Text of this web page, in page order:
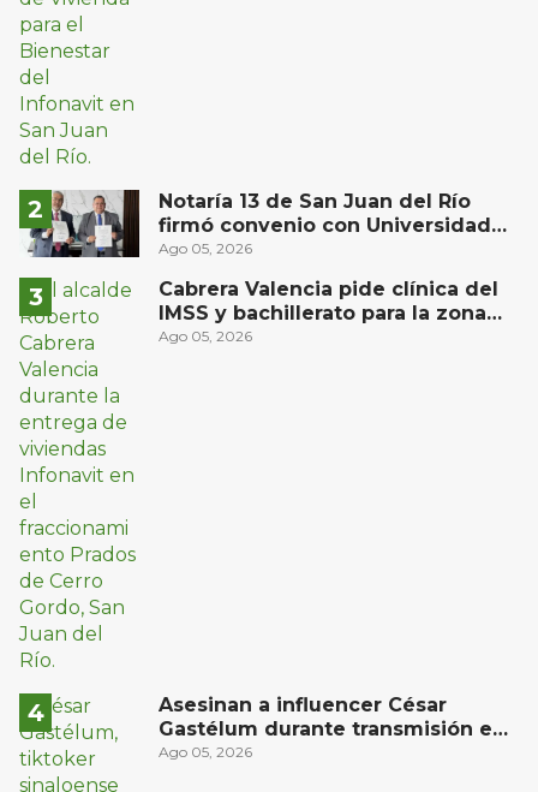
Notaría 13 de San Juan del Río
firmó convenio con Universidad
Privada del Bajío para recibir
Ago 05, 2026
Cabrera Valencia pide clínica del
IMSS y bachillerato para la zona
oriente de San Juan del Río
Ago 05, 2026
Asesinan a influencer César
Gastélum durante transmisión en
vivo en Sinaloa
Ago 05, 2026